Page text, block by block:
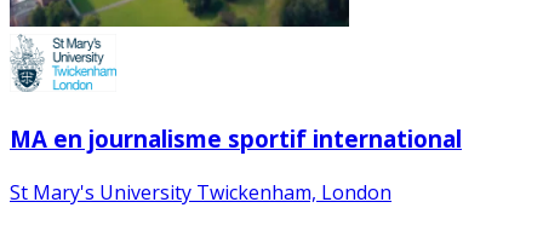
MA en journalisme sportif international
St Mary's University Twickenham, London